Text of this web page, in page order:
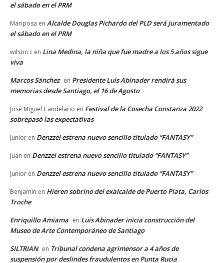
el sábado en el PRM
Mariposa en Alcalde Douglas Pichardo del PLD será juramentado
el sábado en el PRM
wilson c en Lina Medina, la niña que fue madre a los 5 años sigue
viva
Marcos Sánchez en Presidente Luis Abinader rendirá sus
memorias desde Santiago, el 16 de Agosto
José Miguel Candelario en Festival de la Cosecha Constanza 2022
sobrepasó las expectativas
Junior en Denzzel estrena nuevo sencillo titulado “FANTASY”
Juan en Denzzel estrena nuevo sencillo titulado “FANTASY”
Junior en Denzzel estrena nuevo sencillo titulado “FANTASY”
Benjamin en Hieren sobrino del exalcalde de Puerto Plata, Carlos
Troche
Enriquillo Amiama en Luis Abinader inicia construcción del
Museo de Arte Contemporáneo de Santiago
SILTRIAN en Tribunal condena agrimensor a 4 años de
suspensión por deslindes fraudulentos en Punta Rucia